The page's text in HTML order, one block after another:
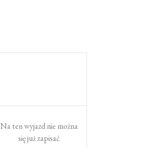
Na ten wyjazd nie można
się już zapisać